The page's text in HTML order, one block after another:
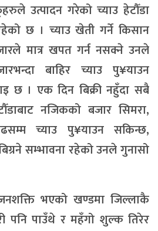
उत्पादन गरेको च्याउ हेटौँडा
छ । च्याउ खेती गर्ने किसान
मात्र खपत गर्न नसक्ने उनले
बाहिर च्याउ पु¥याउन
छ । एक दिन बिक्री नहुँदा सबै
नजिकको बजार सिमरा,
च्याउ पु¥याउन सकिन्छ,
सम्भावना रहेको उनले गुनासो
भएको खण्डमा जिल्लाकै
पनि पाउँथे र महँगो शुल्क तिरेर